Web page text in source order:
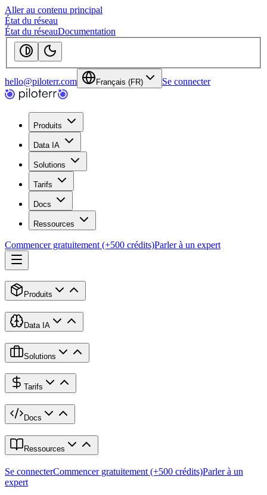
Aller au contenu principal
État du réseau
État du réseauDocumentation
hello@piloterr.com Français (FR) Se connecter
Produits
Data IA
Solutions
Tarifs
Docs
Ressources
Commencer gratuitement (+500 crédits)Parler à un expert
Produits
Data IA
Solutions
Tarifs
Docs
Ressources
Se connecterCommencer gratuitement (+500 crédits)Parler à un
expert